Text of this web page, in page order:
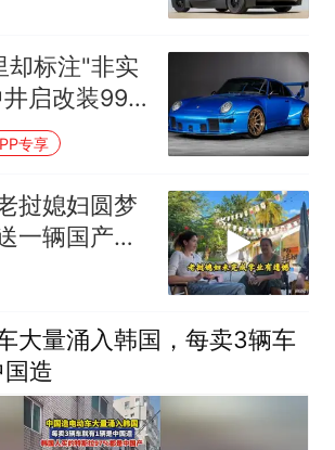
却标注"非实
启改装993
售
专享
挝媳妇圆梦
一辆国产电
慕
大量涌入韩国，每卖3辆车
造